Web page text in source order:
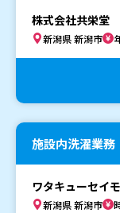
株式会社共栄堂
新潟県 新潟市
施設内洗濯業務
ワタキューセイ
新潟県 新潟市